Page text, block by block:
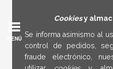
Cookiesy
Se informa asimismo al
control de pedidos,
fraude electrónico,
MENÚ